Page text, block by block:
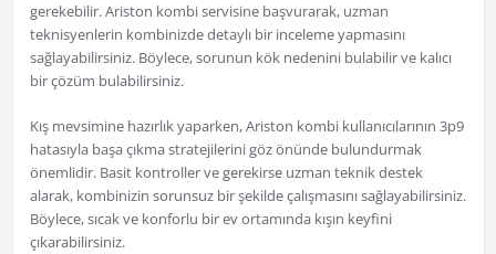
gerekebilir. Ariston kombi servisine başvurarak, uzman
teknisyenlerin kombinizde detaylı bir inceleme yapmasını
sağlayabilirsiniz. Böylece, sorunun kök nedenini bulabilir ve kalıcı
bir çözüm bulabilirsiniz.
Kış mevsimine hazırlık yaparken, Ariston kombi kullanıcılarının 3p9
hatasıyla başa çıkma stratejilerini göz önünde bulundurmak
önemlidir. Basit kontroller ve gerekirse uzman teknik destek
alarak, kombinizin sorunsuz bir şekilde çalışmasını sağlayabilirsiniz.
Böylece, sıcak ve konforlu bir ev ortamında kışın keyfini
çıkarabilirsiniz.